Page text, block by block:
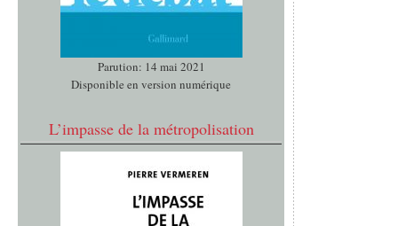
Parution: 14 mai 2021
Disponible en version numérique
L’impasse de la métropolisation